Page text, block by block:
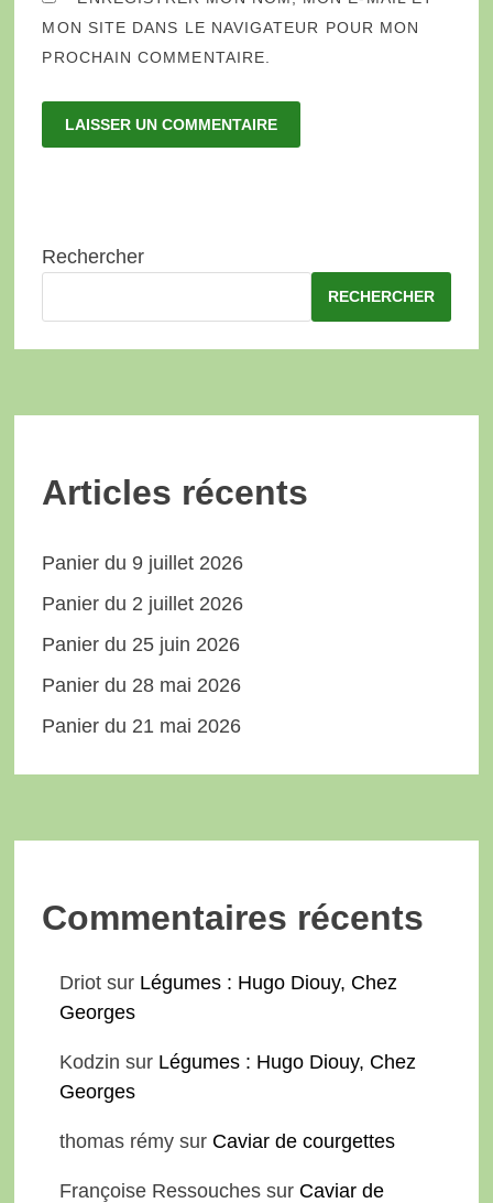
MON SITE DANS LE NAVIGATEUR POUR MON
PROCHAIN COMMENTAIRE.
Rechercher
RECHERCHER
Articles récents
Panier du 9 juillet 2026
Panier du 2 juillet 2026
Panier du 25 juin 2026
Panier du 28 mai 2026
Panier du 21 mai 2026
Commentaires récents
Driot sur Légumes : Hugo Diouy, Chez
Georges
Kodzin sur Légumes : Hugo Diouy, Chez
Georges
thomas rémy sur Caviar de courgettes
Françoise Ressouches sur Caviar de